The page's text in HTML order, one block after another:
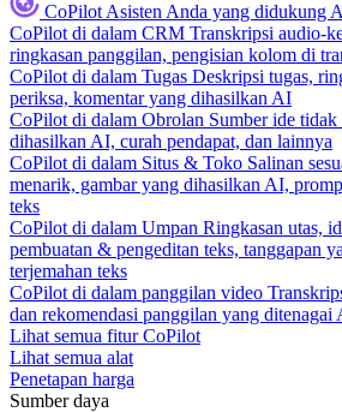
CoPilot Asisten Anda yang didukung
CoPilot di dalam CRM Transkripsi audio-
ringkasan panggilan, pengisian kolom di
CoPilot di dalam Tugas Deskripsi tugas,
periksa, komentar yang dihasilkan AI
CoPilot di dalam Obrolan Sumber ide tidak
dihasilkan AI, curah pendapat, dan lainnya
CoPilot di dalam Situs & Toko Salinan
menarik, gambar yang dihasilkan AI,
teks
CoPilot di dalam Umpan Ringkasan utas,
pembuatan & pengeditan teks, tanggapan
terjemahan teks
CoPilot di dalam panggilan video
dan rekomendasi panggilan yang ditenagai
Lihat semua fitur CoPilot
Lihat semua alat
Penetapan harga
Sumber daya